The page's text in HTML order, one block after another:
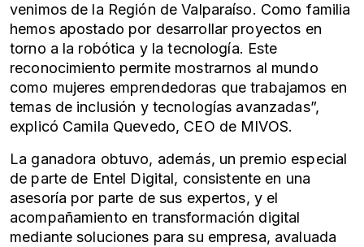
venimos de la Región de Valparaíso. Como familia
hemos apostado por desarrollar proyectos en
torno a la robótica y la tecnología. Este
reconocimiento permite mostrarnos al mundo
como mujeres emprendedoras que trabajamos en
temas de inclusión y tecnologías avanzadas”,
explicó Camila Quevedo, CEO de MIVOS.
La ganadora obtuvo, además, un premio especial
de parte de Entel Digital, consistente en una
asesoría por parte de sus expertos, y el
acompañamiento en transformación digital
mediante soluciones para su empresa, avaluada